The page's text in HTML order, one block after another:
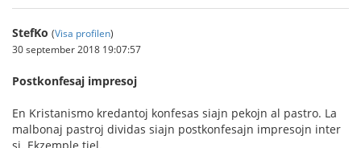
StefKo (Visa profilen)
30 september 2018 19:07:57
Postkonfesaj impresoj
En Kristanismo kredantoj konfesas siajn pekojn al pastro. La
malbonaj pastroj dividas siajn postkonfesajn impresojn inter